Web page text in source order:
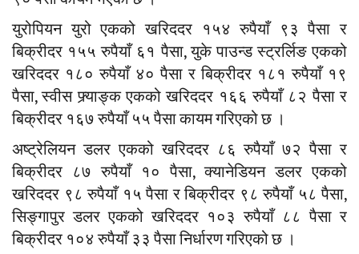
युरोपियन युरो एकको खरिददर १५४ रुपैयाँ ९३ पैसा र
बिक्रीदर १५५ रुपैयाँ ६१ पैसा, युके पाउन्ड स्ट्रर्लिङ एकको
खरिददर १८० रुपैयाँ ४० पैसा र बिक्रीदर १८१ रुपैयाँ १९
पैसा, स्वीस फ्र्याङ्क एकको खरिददर १६६ रुपैयाँ ८२ पैसा र
बिक्रीदर १६७ रुपैयाँ ५५ पैसा कायम गरिएको छ ।
अष्ट्रेलियन डलर एकको खरिददर ८६ रुपैयाँ ७२ पैसा र
बिक्रीदर ८७ रुपैयाँ १० पैसा, क्यानेडियन डलर एकको
खरिददर ९८ रुपैयाँ १५ पैसा र बिक्रीदर ९८ रुपैयाँ ५८ पैसा,
सिङ्गापुर डलर एकको खरिददर १०३ रुपैयाँ ८८ पैसा र
बिक्रीदर १०४ रुपैयाँ ३३ पैसा निर्धारण गरिएको छ ।